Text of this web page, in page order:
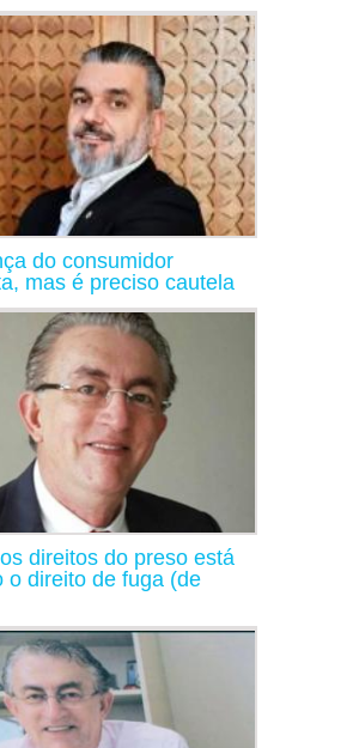
do consumidor
mas é preciso cautela
direitos do preso está
o direito de fuga (de